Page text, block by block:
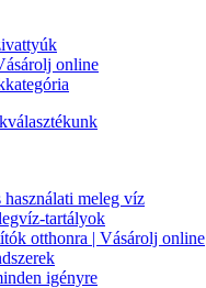
online
használati meleg víz
tartályok
otthonra | Vásárolj online
igényre